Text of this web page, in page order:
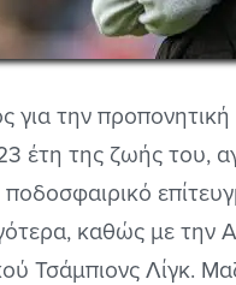
για την
έτη της ζωής του,
καθώς με την
Τσάμπιονς Λίγκ.